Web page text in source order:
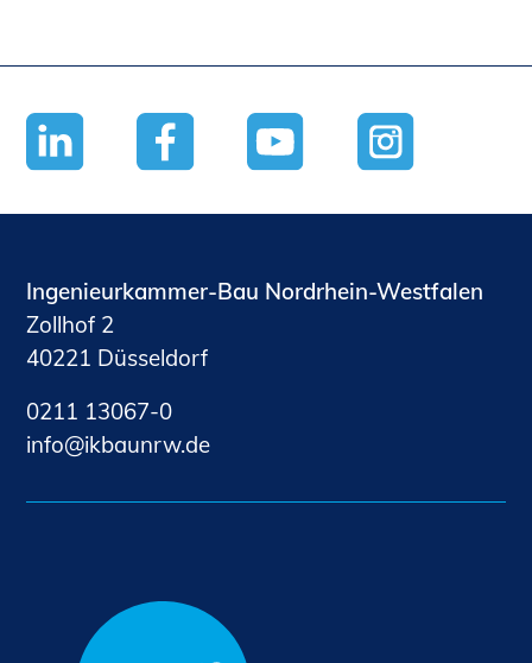
Ingenieurkammer-Bau Nordrhein-Westfalen
Zollhof 2
40221 Düsseldorf
0211 13067-0
nf
kb nrwd